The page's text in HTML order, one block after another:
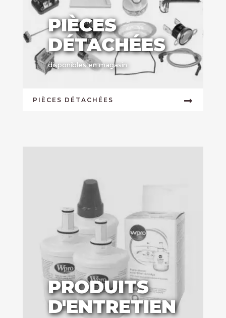
PIÈCES
DÉTACHÉES
disponibles en magasin
PIÈCES DÉTACHÉES
PRODUITS
D'ENTRETIEN